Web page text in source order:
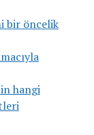
bir öncelik
hangi